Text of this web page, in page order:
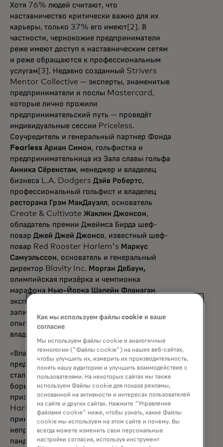
Хотя 76% людей считают, что
наставничество критически важно для их
карьеры, только 37% его имеют[2]. В
частности, чернокожие предприниматели
реже имеют доступ к наставническим сетям
и реже обращаются к профессиональным
услугам[3]. Недавно созданный Strivers
Mentor Collective — эксперты, знаменитые
предприниматели и послы Mastercard,
которые лично прожили
предпринимательский путь — проведёт
индивидуальные сессии Priceless.
Соучредитель и генеральный партнер Фонда
Fearless Ариан Симон, гольфистка и
предпринимательница из Зала славы гольфа
Анника Сёренстам, менеджер и владелец
бизнеса L.A. Dodgers Дэйв Робертс,
профессиональный гольфист и владелец
ресторана Грэм МакДауэлл, основатель
Create & Cultivate Жаклин Джонсон,
обладатель премии Джеймса Бирда шеф-
повар Джей Джей Джонсо, известный шеф-
повар Red Rooster Harlem's Маркус
Самуэльссон, основатель и генеральный
директор Blavity Inc. Морган ДеБаун,
олимпийская призёрка и чемпионка
марафона Нью-Йорка Шалейн Фланаган,
эксперты Mastercard и другие участники
записываются, чтобы поделиться своим
опытом и поддержать следующее поколение
владельцев малого бизнеса.
«Владельцы малого бизнеса связаны
предпринимательским путём, который мы
сталкиваемся. Часто это непростая
борьба», — сказал Маркус Самуэльссон,
признанный шеф-повар Red Rooster
Harlem. «Рестораны и бизнесы,
принадлежащие чернокожим, особенно
непропорционально сильно пострадали от
пандемии. Сейчас время перестраиваться и
Как мы используем файлы cookie и ваше
согласие
Мы используем файлы cookie и аналогичные
технологии ("Файлы cookie") на наших веб-сайтах,
чтобы улучшить их, измерить их производительность,
понять нашу аудиторию и улучшить взаимодействие с
пользователями. На некоторых сайтах мы также
используем Файлы cookie для показа рекламы,
основанной на активности и интересах пользователей
на сайте и других сайтах. Нажмите "Управление
файлами cookie" ниже, чтобы узнать, какие Файлы
cookie мы используем на этом сайте и почему. Вы
всегда можете изменить свои персональные
настройки согласия, используя инструмент